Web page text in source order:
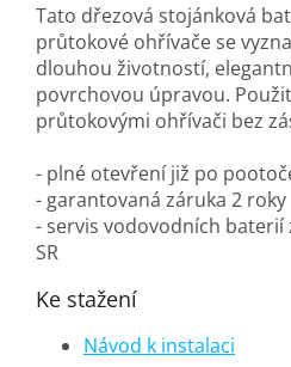
Tato dřezová stojánková
průtokové ohřívače se
dlouhou životností,
povrchovou úpravou.
průtokovými ohřívači bez
- plné otevření již po
- garantovaná záruka 2 roky
- servis vodovodních baterií
SR
Ke stažení
Návod k instalaci